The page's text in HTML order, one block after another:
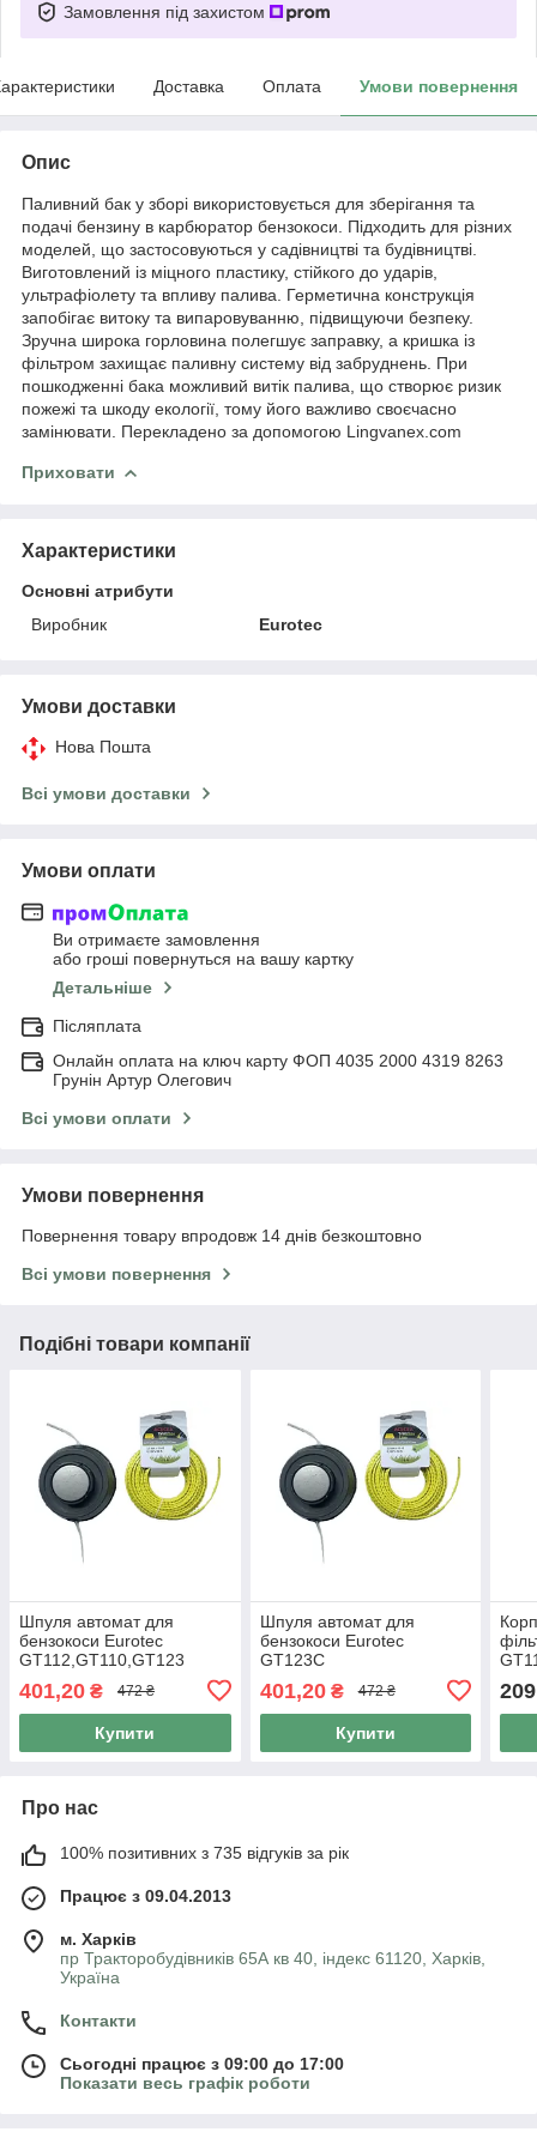
Замовлення під захистом
Доставка Оплата Умови повернення
Опис
Паливний бак у зборі використовується для зберігання та
подачі бензину в карбюратор бензокоси. Підходить для різних
моделей, що застосовуються у садівництві та будівництві.
Виготовлений із міцного пластику, стійкого до ударів,
ультрафіолету та впливу палива. Герметична конструкція
запобігає витоку та випаровуванню, підвищуючи безпеку.
Зручна широка горловина полегшує заправку, а кришка із
фільтром захищає паливну систему від забруднень. При
пошкодженні бака можливий витік палива, що створює ризик
пожежі та шкоду екології, тому його важливо своєчасно
замінювати. Перекладено за допомогою Lingvanex.com
Приховати
Характеристики
Основні атрибути
Виробник
Eurotec
Умови доставки
Нова Пошта
Всі умови доставки
Умови оплати
Ви отримаєте замовлення
або гроші повернуться на вашу картку
Детальніше
Післяплата
Онлайн оплата на ключ карту ФОП 4035 2000 4319 8263
Грунін Артур Олегович
Всі умови оплати
Умови повернення
Повернення товару впродовж 14 днів безкоштовно
Всі умови повернення
Подібні товари компанії
Шпуля автомат для
бензокоси Eurotec
GT112,GT110,GT123
401,20 ₴ 472 ₴
Купити
Шпуля автомат для
бензокоси Eurotec
GT123C
401,20₴ 472 ₴
Купити
209
Про нас
100% позитивних з 735 відгуків за рік
Працює з 09.04.2013
м. Харків
пр Тракторобудівників 65А кв 40, індекс 61120, Харків,
Україна
Контакти
Сьогодні працює з 09:00 до 17:00
Показати весь графік роботи